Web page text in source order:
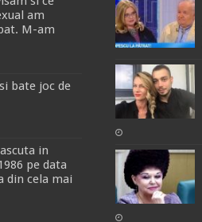
am
M-am
bate joc de
in
pe data
din cela mai